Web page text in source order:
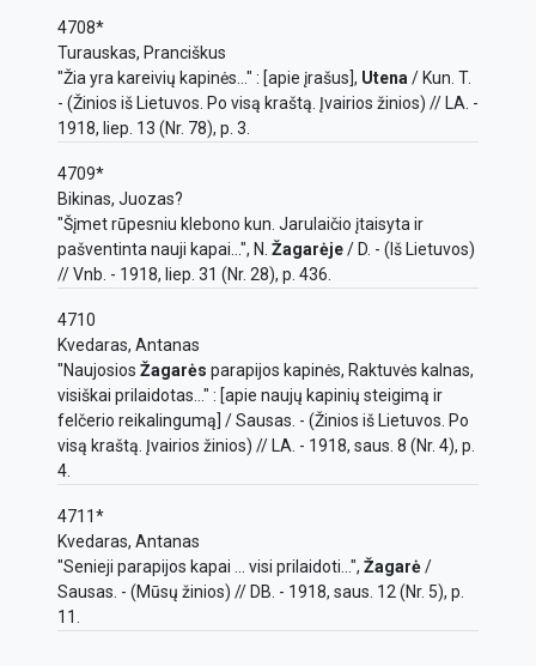
4708*
Turauskas, Pranciškus
"Žia yra kareivių kapinės..." : [apie įrašus], Utena / Kun. T.
- (Žinios iš Lietuvos. Po visą kraštą. Įvairios žinios) // LA. -
1918, liep. 13 (Nr. 78), p. 3.
4709*
Bikinas, Juozas?
"Šįmet rūpesniu klebono kun. Jarulaičio įtaisyta ir
pašventinta nauji kapai...", N. Žagarėje/ D. - (Iš Lietuvos)
// Vnb. - 1918, liep. 31 (Nr. 28), p. 436.
4710
Kvedaras, Antanas
"Naujosios Žagarės parapijos kapinės, Raktuvės kalnas,
visiškai prilaidotas..." : [apie naujų kapinių steigimą ir
felčerio reikalingumą] / Sausas. - (Žinios iš Lietuvos. Po
visą kraštą. Įvairios žinios) // LA. - 1918, saus. 8 (Nr. 4), p.
4.
4711*
Kvedaras, Antanas
"Senieji parapijos kapai ... visi prilaidoti...", Žagarė/
Sausas. - (Mūsų žinios) // DB. - 1918, saus. 12 (Nr. 5), p.
11.